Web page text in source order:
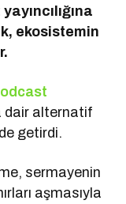
ekosistemin
dair alternatif
getirdi.
sermayenin
aşmasıyla